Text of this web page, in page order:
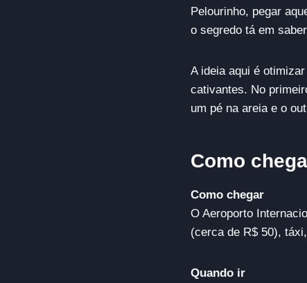
Pelourinho, pegar
o segredo tá em
A ideia aqui é
cativantes. No
um pé na areia e o
Como
Como chegar
O Aeroporto
(cerca de R$ 50),
Quando ir